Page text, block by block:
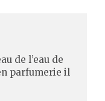
de l’eau de
parfumerie il